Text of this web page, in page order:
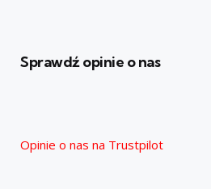
Sprawdź opinie o nas
Opinie o nas na Trustpilot